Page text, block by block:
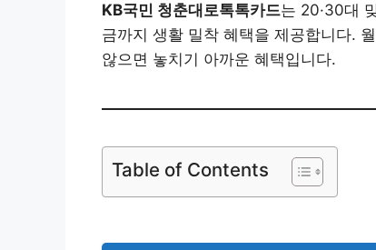
KB국민 청춘대로톡톡카드는 20·30대
금까지 생활 밀착 혜택을 제공합니다.
않으면 놓치기 아까운 혜택입니다.
Table of Contents